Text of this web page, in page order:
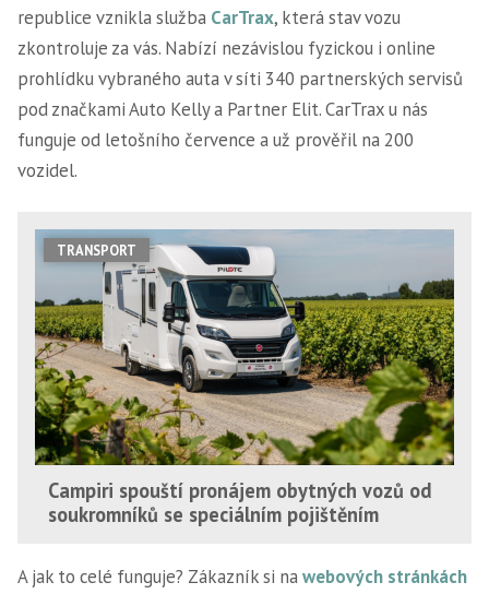
republice vznikla služba CarTrax, která stav vozu
zkontroluje za vás. Nabízí nezávislou fyzickou i online
prohlídku vybraného auta v síti 340 partnerských servisů
pod značkami Auto Kelly a Partner Elit. CarTrax u nás
funguje od letošního července a už prověřil na 200
vozidel.
TRANSPORT
Campiri spouští pronájem obytných vozů od
soukromníků se speciálním pojištěním
A jak to celé funguje? Zákazník si nawebových stránkách